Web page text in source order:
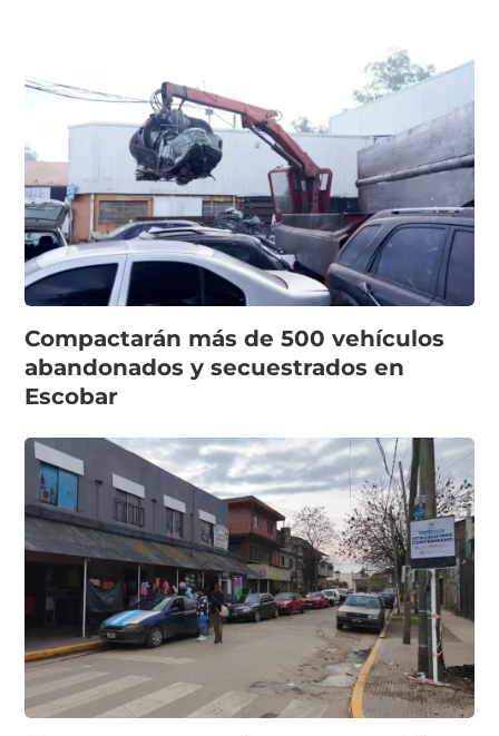
Compactarán más de 500 vehículos
abandonados y secuestrados en
Escobar